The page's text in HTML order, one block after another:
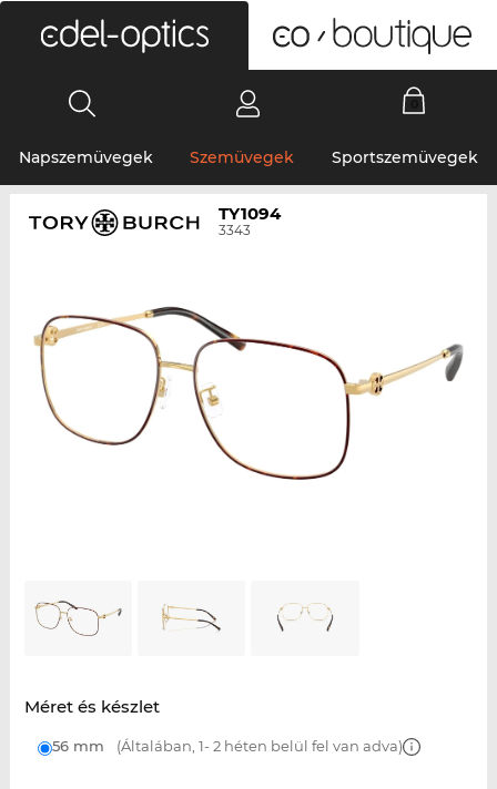
Napszemüvegek Szemüvegek Sportszemüvegek
TY1094
3343
Méret és készlet
56 mm (Általában, 1- 2 héten belül fel van adva)